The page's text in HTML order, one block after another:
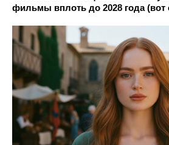
фильмы вплоть до 2028 года (вот